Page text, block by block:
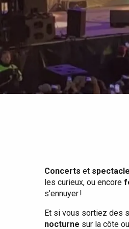
Tout l'agenda
Eté
Quand il pleut
Avec les enfants
Entre amis
Lieux branchés
Meilleurs brunch
Restaurants avec
Séjours en bord
mer
Séjours en train
Séjours à vélo
Concerts et
les curieux, ou encore
s’ennuyer !
Et si vous sortiez des
nocturne sur la côte